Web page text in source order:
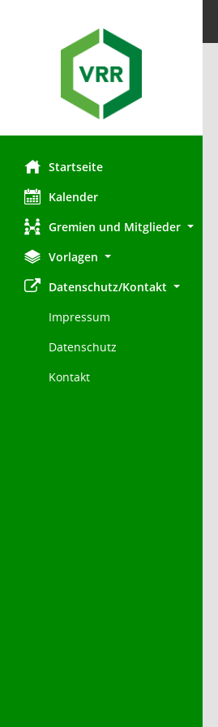
Startseite
Kalender
Gremien und Mitglieder
Vorlagen
Datenschutz/Kontakt
Impressum
Datenschutz
Kontakt